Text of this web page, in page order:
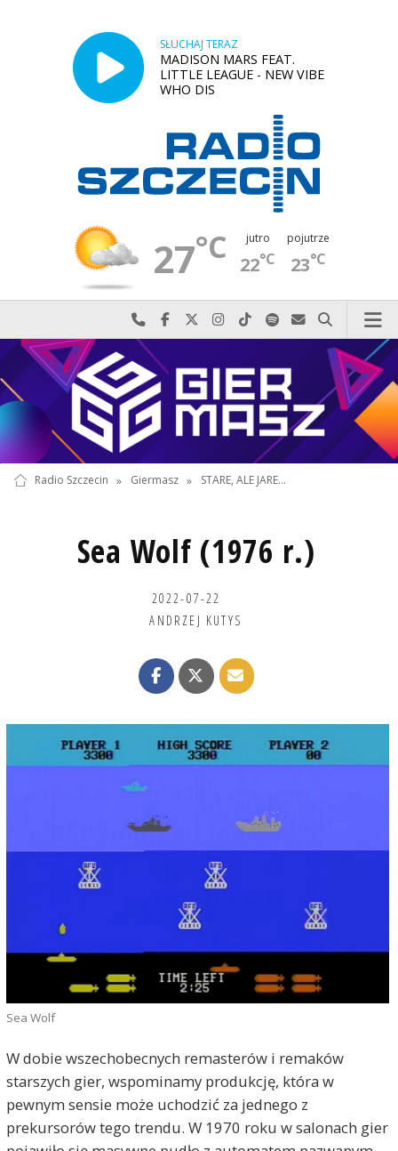
SŁUCHAJ TERAZ
MADISON MARS FEAT.
LITTLE LEAGUE - NEW VIBE
WHO DIS
27°C jutro
22°C
pojutrze
23°C
Najlepiej po prostu do nas zadzwoń
Odwiedź nas na Facebook-u
Odwiedź nas na X
Odwiedź nas na Instagram-ie
Odwiedź nas na TikTok-u
Szukaj nas na Spotify
Wyślij do nas
Szukaj
Radio Szczecin » Giermasz » STARE, ALE JARE...
Sea Wolf (1976 r.)
2022-07-22
ANDRZEJ KUTYS
Sea Wolf
W dobie wszechobecnych remasterów i remaków
starszych gier, wspominamy produkcję, która w
pewnym sensie może uchodzić za jednego z
prekursorów tego trendu. W 1970 roku w salonach gier